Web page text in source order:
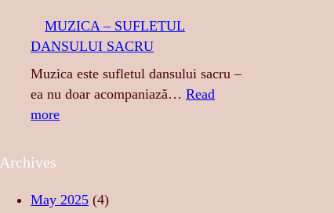
:
S
E
N
I
T
I
N
G
E
S
MUZICA – SUFLETUL
DANSULUI SACRU
Muzica este sufletul dansului sacru –
ea nu doar acompaniază…Read
more:
I
Archives
May 2025 (4)